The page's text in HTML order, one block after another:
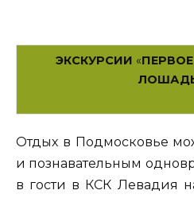
ЭКСКУРСИИ «
Отдых в Подмосковье
и познавательным
в гости в КСК Левадия